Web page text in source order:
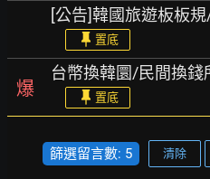
[公告]韓國旅遊板板
置底
爆
台幣換韓圜/民間換錢
置底
篩選留言數: 5 清除